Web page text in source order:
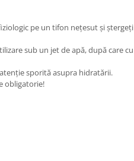
pe un tifon nețesut și ștergeți
sub un jet de apă, după care cu
sporită asupra hidratării.
obligatorie!